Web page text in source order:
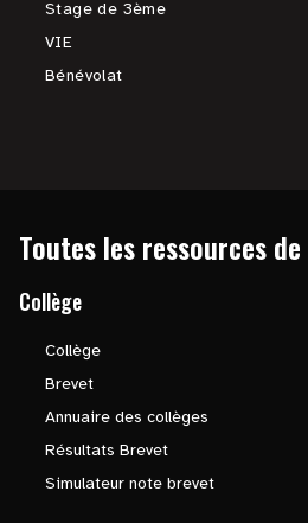
Stage de 3ème
VIE
Bénévolat
Toutes les ressources de
Collège
Collège
Brevet
Annuaire des collèges
Résultats Brevet
Simulateur note brevet